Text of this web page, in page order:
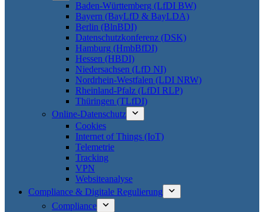
Baden-Württemberg (LfDI BW)
Bayern (BayLfD & BayLDA)
Berlin (BlnBDI)
Datenschutzkonferenz (DSK)
Hamburg (HmbBfDI)
Hessen (HBDI)
Niedersachsen (LfD NI)
Nordrhein-Westfalen (LDI NRW)
Rheinland-Pfalz (LfDI RLP)
Thüringen (TLfDI)
Online-Datenschutz
Cookies
Internet of Things (IoT)
Telemetrie
Tracking
VPN
Websiteanalyse
Compliance & Digitale Regulierung
Compliance